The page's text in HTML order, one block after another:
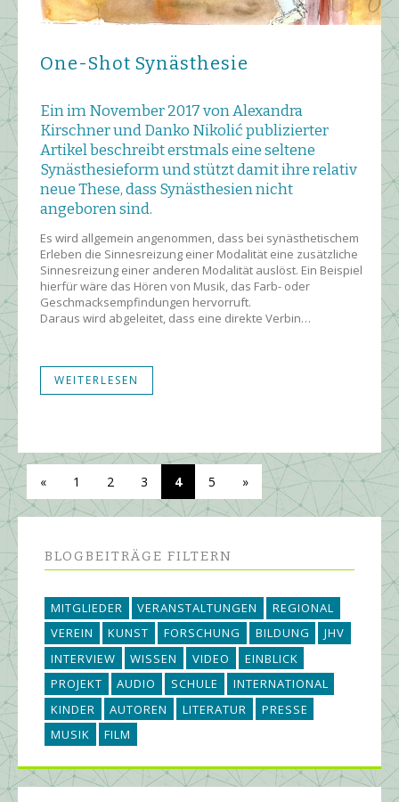
One-Shot Synästhesie
Ein im November 2017 von Alexandra
Kirschner und Danko Nikolić publizierter
Artikel beschreibt erstmals eine seltene
Synästhesieform und stützt damit ihre relativ
neue These, dass Synästhesien nicht
angeboren sind.
Es wird allgemein angenommen, dass bei synästhetischem
Erleben die Sinnesreizung einer Modalität eine zusätzliche
Sinnesreizung einer anderen Modalität auslöst. Ein Beispiel
hierfür wäre das Hören von Musik, das Farb- oder
Geschmacksempfindungen hervorruft.
Daraus wird abgeleitet, dass eine direkte Verbin…
WEITERLESEN
« 1 2 3 4 5 »
BLOGBEITRÄGE FILTERN
MITGLIEDER VERANSTALTUNGEN
REGIONAL
VEREIN
KUNST FORSCHUNG BILDUNG
JHV
INTERVIEW
WISSEN VIDEO
EINBLICK
PROJEKT
AUDIO SCHULE
INTERNATIONAL
KINDER
AUTOREN LITERATUR
PRESSE
MUSIK
FILM